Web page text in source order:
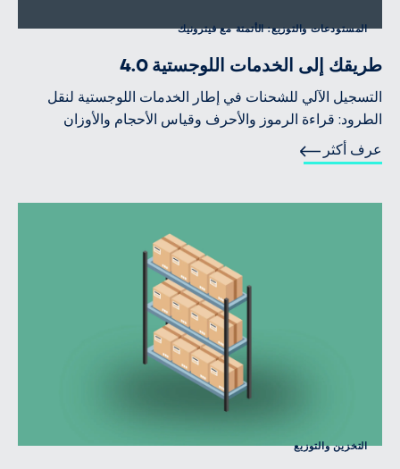
المستودعات والتوزيع: الأتمتة مع فيترونيك
طريقك إلى الخدمات اللوجستية 4.0
التسجيل الآلي للشحنات في إطار الخدمات اللوجستية لنقل
الطرود: قراءة الرموز والأحرف وقياس الأحجام والأوزان
عرف أكثر
التخزين والتوزيع